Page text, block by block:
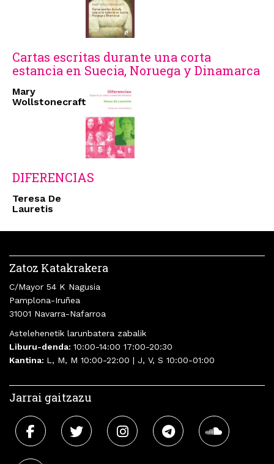
Cartas escritas durante una corta
estancia en Suecia, Noruega y Dinamarca
Mary
Wollstonecraft
DIFERENCIAS
Teresa De
Lauretis
Zatoz Katakrakera
C/Mayor 54 K Nagusia
Pamplona-Iruñea
31001 Navarra-Nafarroa
Astelehenetik larunbatera zabalik
Liburu-denda: 10:00-14:00 17:00-20:30
Kantina: L, M, M 10:00-22:00 | J, V, S 10:00-01:00
Jarrai gaitzazu